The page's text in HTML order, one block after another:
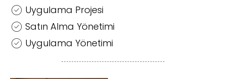
Uygulama Projesi
Satın Alma Yönetimi
Uygulama Yönetimi